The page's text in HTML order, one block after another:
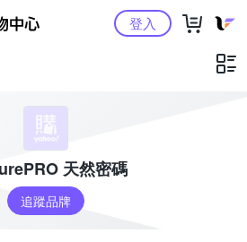
Yahoo購物中心登入
天然密碼
追蹤品牌